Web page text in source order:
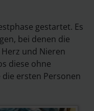
gestartet. Es
bei denen die
und Nieren
diese ohne
ersten Personen